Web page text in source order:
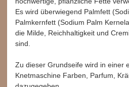
Es wird überwiegend Palmfett
Palmkernfett (Sodium Palm
die Milde, Reichhaltigkeit und
sind.
Zu dieser Grundseife wird in einer
Knetmaschine Farben, Parfum,